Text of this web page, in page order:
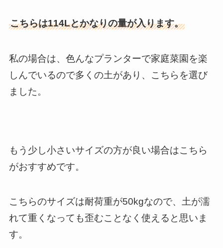
こちらは114Lとかなりの量が入ります。
私の場合は、色んなプランターで家庭菜園を楽
しんでいるので多くの土があり、こちらを選び
ました。
もう少し小さいサイズの方が良い場合はこちら
がおすすめです。
こちらのサイズは耐荷重が50kgなので、土が濡
れて重くなっても歪むことなく使えると思いま
す。